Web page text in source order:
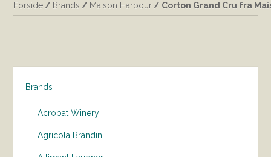
Forside / Brands / Maison Harbour / Corton Grand Cru fra
Brands
Acrobat Winery
Agricola Brandini